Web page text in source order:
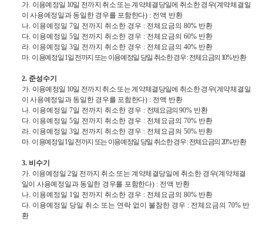
가. 이용예정일 10일 전까지 취소 또는 계약체결당일에 취소한 경우(계약체결일
이 사용예정일과 동일한 경우를 포함한다) : 전액 반환
나. 이용예정일 7일 전까지 취소한 경우 : 전체요금의 80% 반환
다. 이용예정일 5일 전까지 취소한 경우 : 전체요금의 60% 반환
라. 이용예정일 3일 전까지 취소한 경우 : 전체요금의 40% 반환
마. 이 용예정일 1일 전까지 또는 이용예정일 당일 취소한 경우:전체요금의 10%반환
2. 준성수기
가. 이용예정일 10일 전까지 취소 또는 계약체결당일에 취소한 경우(계약체결일
이 사용예정일과 동일한 경우를 포함한다) : 전액 반환
나. 이용예정일 7일 전까지 취소한 경우 : 전체요금의 90% 반환
다. 이용예정일 5일 전까지 취소한 경우 : 전체요금의 70% 반환
라. 이용예정일 3일 전까지 취소한 경우 : 전체요금의 50% 반환
마. 이 용예정일 1일 전까지 또는 이용예정일 당일 취소한 경우:전체요금의 20%반환
3. 비수기
가. 이용예정일2일 전까지 취소 또는 계약체결당일에 취소한 경우(계약체결
일이 사용예정일과 동일한 경우를 포함한다) : 전액 반환
나. 이용예정일 1일 전까지 취소한 경우 : 전체요금의 80% 반환
다. 이용예정일 당일 취소 또는 연락 없이 불참한 경우 : 전체요금의 70% 반
환